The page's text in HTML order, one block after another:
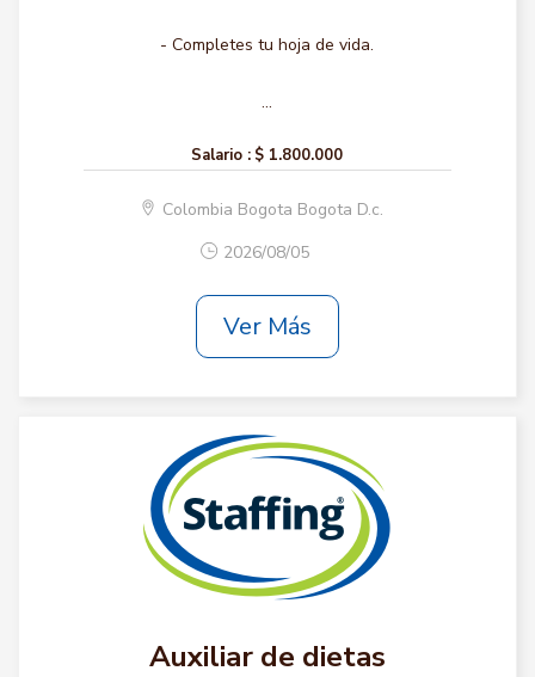
- Completes tu hoja de vida.
...
Salario : $ 1.800.000
Colombia Bogota Bogota D.c.
2026/08/05
Ver Más
Auxiliar de dietas